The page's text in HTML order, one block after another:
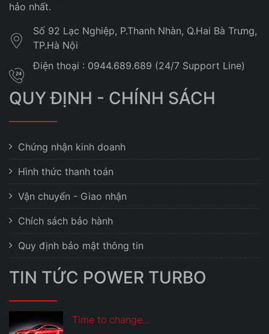
hảo nhất.
Số 92 Lạc Nghiệp, P.Thanh Nhàn, Q.Hai Bà Trưng,
TP.Hà Nội
Điện thoại : 0944.689.689 (24/7 Support Line)
QUY ĐỊNH - CHÍNH SÁCH
Chứng nhận kinh doanh
Hình thức thanh toán
Vận chuyển - Giao nhận
Chích sách bảo hành
Quy định bảo mật thông tin
TIN TỨC POWER TURBO
Time to change...